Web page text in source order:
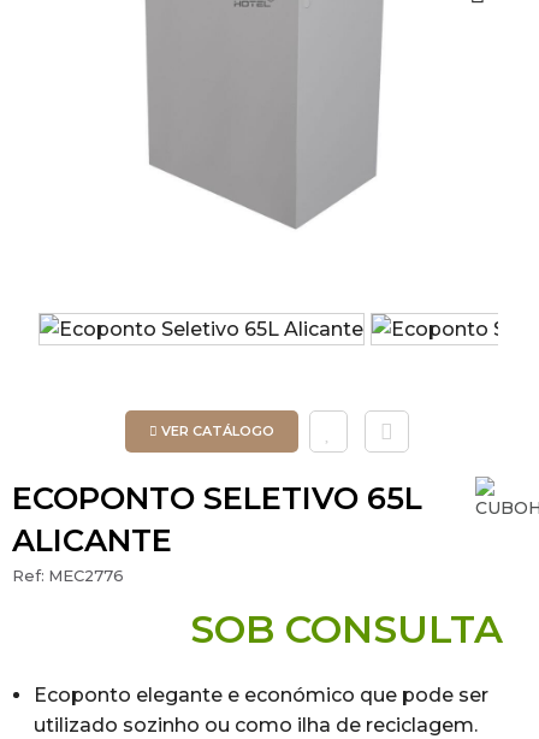
VER CATÁLOGO
ECOPONTO SELETIVO 65L
ALICANTE
Ref: MEC2776
SOB CONSULTA
Ecoponto elegante e económico que pode ser
utilizado sozinho ou como ilha de reciclagem.